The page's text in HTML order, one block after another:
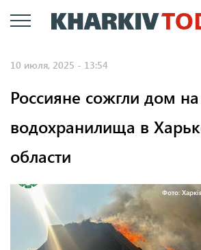
Перейти
к
10 июля, 2025 - 13:54
Россияне сожгли дом
водохранилища в
области
Фото: